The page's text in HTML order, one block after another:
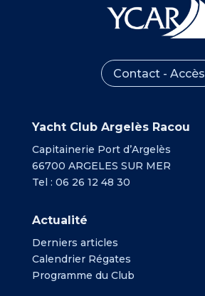
Contact - Accès
Yacht Club Argelès Racou
Capitainerie Port d’Argelès
66700 ARGELES SUR MER
Tel : 06 26 12 48 30
Actualité
Derniers articles
Calendrier Régates
Programme du Club